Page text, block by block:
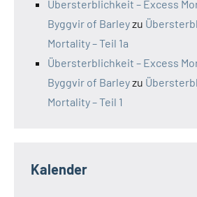
Übersterblichkeit – Excess
Byggvir of Barleyzu
Mortality – Teil 1a
Übersterblichkeit – Excess
Byggvir of Barleyzu
Mortality – Teil 1
Kalender